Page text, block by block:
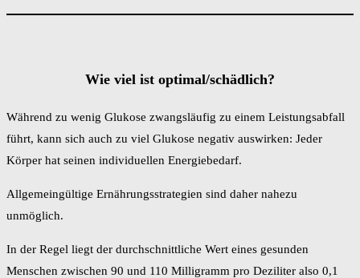
Wie viel ist optimal/schädlich?
Während zu wenig Glukose zwangsläufig zu einem Leistungsabfall
führt, kann sich auch zu viel Glukose negativ auswirken: Jeder
Körper hat seinen individuellen Energiebedarf.
Allgemeingültige Ernährungsstrategien sind daher nahezu
unmöglich.
In der Regel liegt der durchschnittliche Wert eines gesunden
Menschen zwischen 90 und 110 Milligramm pro Deziliter also 0,1